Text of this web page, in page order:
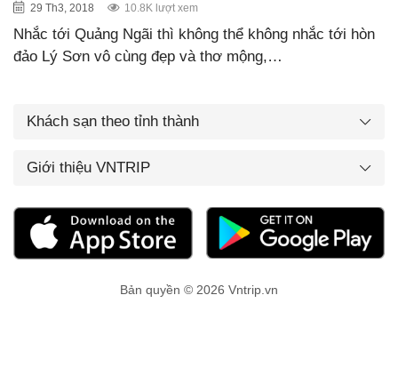
29 Th3, 2018 10.8K lượt xem
Nhắc tới Quảng Ngãi thì không thể không nhắc tới hòn
đảo Lý Sơn vô cùng đẹp và thơ mộng,…
Khách sạn theo tỉnh thành
Giới thiệu VNTRIP
Bản quyền © 2026 Vntrip.vn